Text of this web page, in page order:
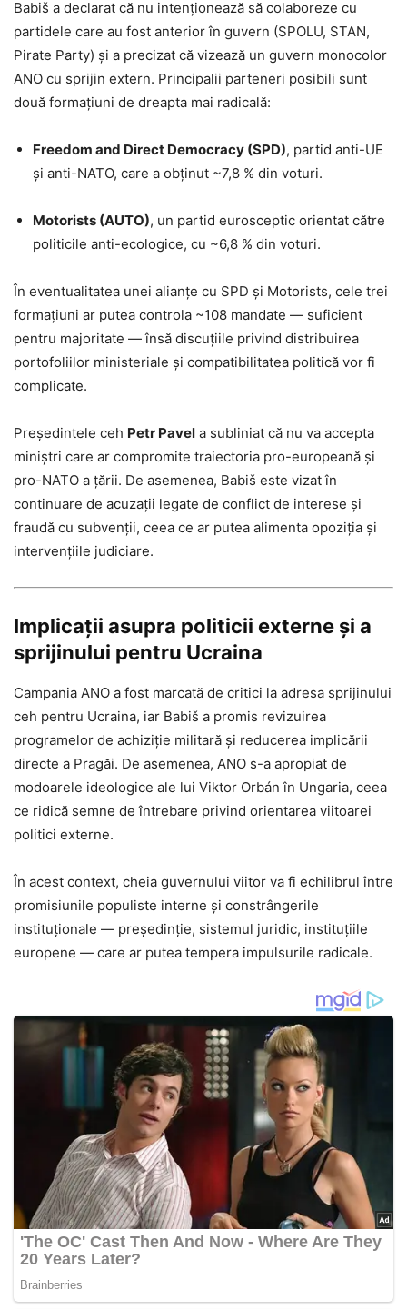
Babiš a declarat că nu intenționează să colaboreze cu
partidele care au fost anterior în guvern (SPOLU, STAN,
Pirate Party) și a precizat că vizează un guvern monocolor
ANO cu sprijin extern. Principalii parteneri posibili sunt
două formațiuni de dreapta mai radicală:
Freedom and Direct Democracy (SPD), partid anti-UE
și anti-NATO, care a obținut ~7,8 % din voturi.
Motorists (AUTO), un partid eurosceptic orientat către
politicile anti-ecologice, cu ~6,8 % din voturi.
În eventualitatea unei alianțe cu SPD și Motorists, cele trei
formațiuni ar putea controla ~108 mandate — suficient
pentru majoritate — însă discuțiile privind distribuirea
portofoliilor ministeriale și compatibilitatea politică vor fi
complicate.
Președintele ceh Petr Pavel a subliniat că nu va accepta
miniștri care ar compromite traiectoria pro-europeană și
pro-NATO a țării. De asemenea, Babiš este vizat în
continuare de acuzații legate de conflict de interese și
fraudă cu subvenții, ceea ce ar putea alimenta opoziția și
intervențiile judiciare.
Implicații asupra politicii externe și a
sprijinului pentru Ucraina
Campania ANO a fost marcată de critici la adresa sprijinului
ceh pentru Ucraina, iar Babiš a promis revizuirea
programelor de achiziție militară și reducerea implicării
directe a Pragăi. De asemenea, ANO s-a apropiat de
modoarele ideologice ale lui Viktor Orbán în Ungaria, ceea
ce ridică semne de întrebare privind orientarea viitoarei
politici externe.
În acest context, cheia guvernului viitor va fi echilibrul între
promisiunile populiste interne și constrângerile
instituționale — președinție, sistemul juridic, instituțiile
europene — care ar putea tempera impulsurile radicale.